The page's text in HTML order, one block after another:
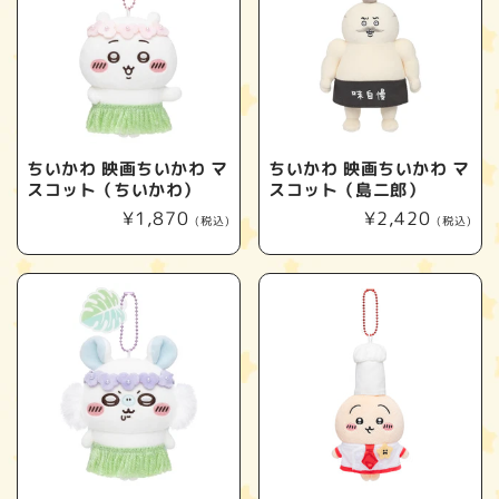
ちいかわ 映画ちいかわ マ
スコット（ちいかわ）
通
価
格
¥1,870 (税込)
ちいかわ 映画ちいかわ マ
スコット（島二郎）
通
価
格
¥2,420 (税込)